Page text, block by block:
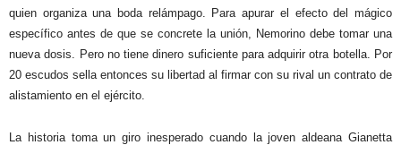
quien organiza una boda relámpago. Para apurar el efecto del mágico
específico antes de que se concrete la unión, Nemorino debe tomar una
nueva dosis. Pero no tiene dinero suficiente para adquirir otra botella. Por
20 escudos sella entonces su libertad al firmar con su rival un contrato de
alistamiento en el ejército.
La historia toma un giro inesperado cuando la joven aldeana Gianetta